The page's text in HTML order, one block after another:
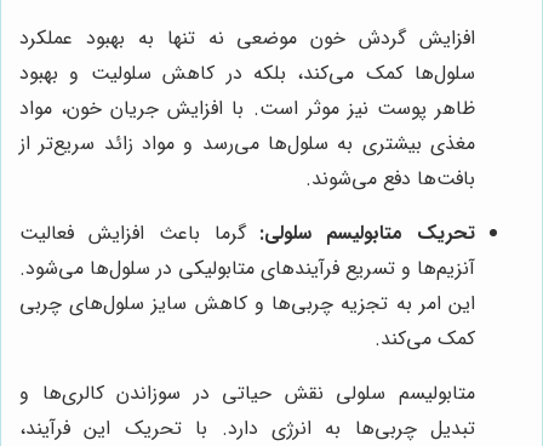
افزایش گردش خون موضعی نه تنها به بهبود عملکرد
سلول‌ها کمک می‌کند، بلکه در کاهش سلولیت و بهبود
ظاهر پوست نیز موثر است. با افزایش جریان خون، مواد
مغذی بیشتری به سلول‌ها می‌رسد و مواد زائد سریع‌تر از
بافت‌ها دفع می‌شوند.
تحریک متابولیسم سلولی: گرما باعث افزایش فعالیت
آنزیم‌ها و تسریع فرآیندهای متابولیکی در سلول‌ها می‌شود.
این امر به تجزیه چربی‌ها و کاهش سایز سلول‌های چربی
کمک می‌کند.
متابولیسم سلولی نقش حیاتی در سوزاندن کالری‌ها و
تبدیل چربی‌ها به انرژی دارد. با تحریک این فرآیند،